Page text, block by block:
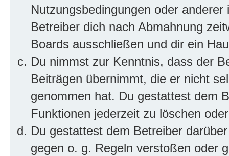
Nutzungsbedingungen oder
Betreiber dich nach Abmahnung
Boards ausschließen und dir ein
Du nimmst zur Kenntnis, dass der
Beiträgen übernimmt, die er nicht
genommen hat. Du gestattest dem
Funktionen jederzeit zu löschen
Du gestattest dem Betreiber
gegen o. g. Regeln verstoßen oder